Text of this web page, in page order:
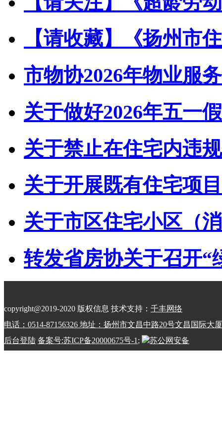
【请收藏】《扬州市
市物协2026年物业服
关于做好2026年五一
关于禁止在住宅内违
关于开展既有住宅项
关于市区住宅小区（
转发省房协关于召开“
copyright@2019-2020 版权信息 技术支持： 千丰网络
电话：0514-87156326 地址：扬州市文昌中路20号文昌国际大厦
后台登陆 备案号:苏ICP备20000675号-1;
苏公网安备